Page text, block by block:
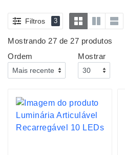
Filtros 3
Mostrando 27 de 27 produtos
Ordem
Mostrar